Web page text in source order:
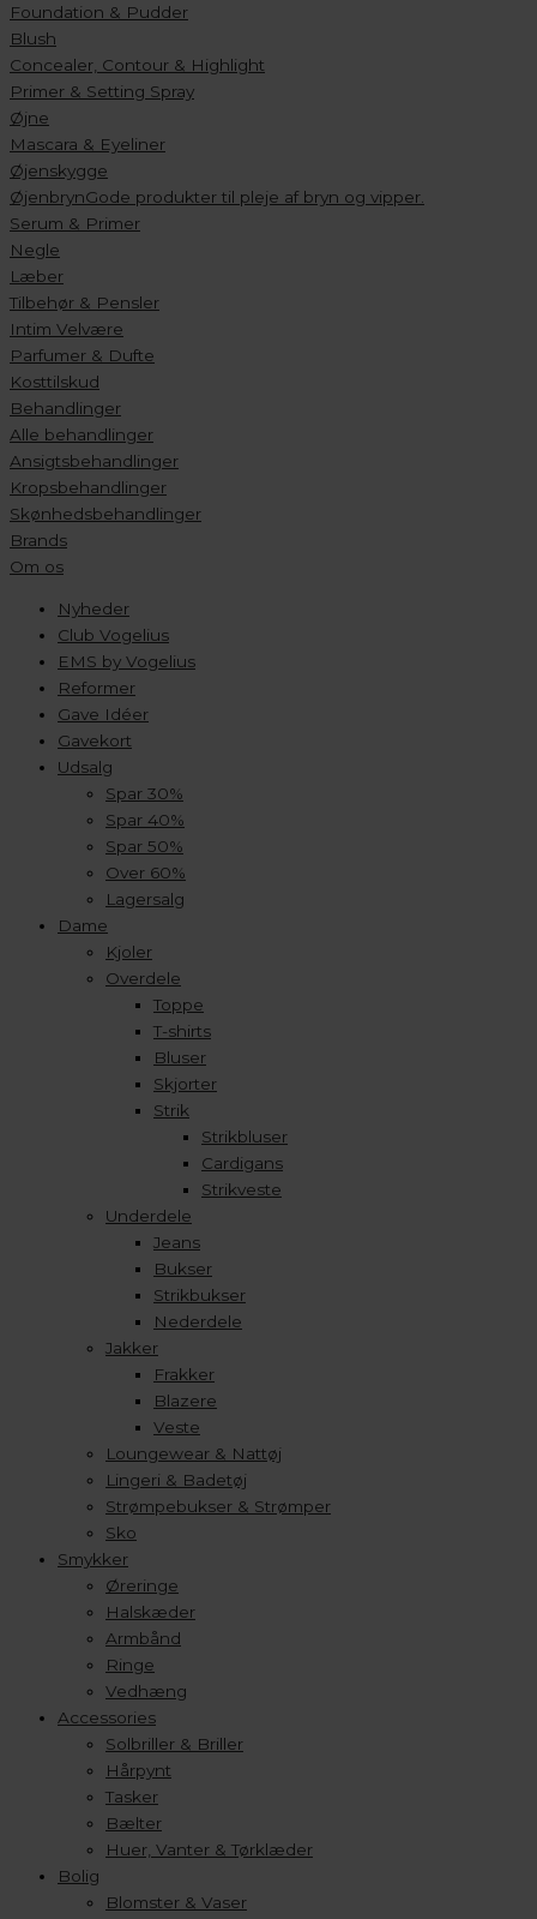
Foundation & Pudder
Blush
Concealer, Contour & Highlight
Primer & Setting Spray
Øjne
Mascara & Eyeliner
Øjenskygge
ØjenbrynGode produkter til pleje af bryn og vipper.
Serum & Primer
Negle
Læber
Tilbehør & Pensler
Intim Velvære
Parfumer & Dufte
Kosttilskud
Behandlinger
Alle behandlinger
Ansigtsbehandlinger
Kropsbehandlinger
Skønhedsbehandlinger
Brands
Om os
Nyheder
Club Vogelius
EMS by Vogelius
Reformer
Gave Idéer
Gavekort
Udsalg
Spar 30%
Spar 40%
Spar 50%
Over 60%
Lagersalg
Dame
Kjoler
Overdele
Toppe
T-shirts
Bluser
Skjorter
Strik
Strikbluser
Cardigans
Strikveste
Underdele
Jeans
Bukser
Strikbukser
Nederdele
Jakker
Frakker
Blazere
Veste
Loungewear & Nattøj
Lingeri & Badetøj
Strømpebukser & Strømper
Sko
Smykker
Øreringe
Halskæder
Armbånd
Ringe
Vedhæng
Accessories
Solbriller & Briller
Hårpynt
Tasker
Bælter
Huer, Vanter & Tørklæder
Bolig
Blomster & Vaser